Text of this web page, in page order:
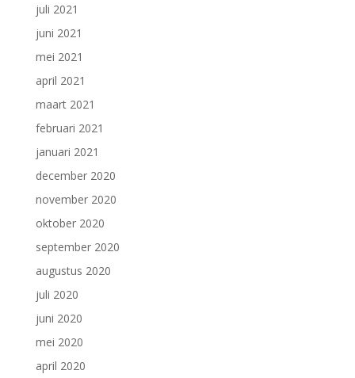
juli 2021
juni 2021
mei 2021
april 2021
maart 2021
februari 2021
januari 2021
december 2020
november 2020
oktober 2020
september 2020
augustus 2020
juli 2020
juni 2020
mei 2020
april 2020